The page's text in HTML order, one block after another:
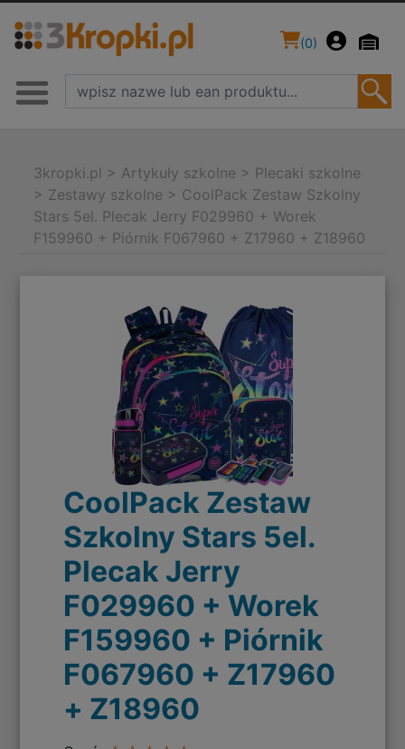
(0)
3kropki.pl > Artykuły szkolne > Plecaki szkolne
> Zestawy szkolne > CoolPack Zestaw Szkolny
Stars 5el. Plecak Jerry F029960 + Worek
F159960 + Piórnik F067960 + Z17960 + Z18960
CoolPack Zestaw
Szkolny Stars 5el.
Plecak Jerry
F029960 + Worek
F159960 + Piórnik
F067960 + Z17960
+ Z18960